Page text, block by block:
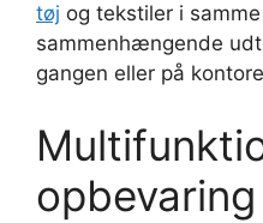
tøj og tekstiler i
sammenhængende
gangen eller på